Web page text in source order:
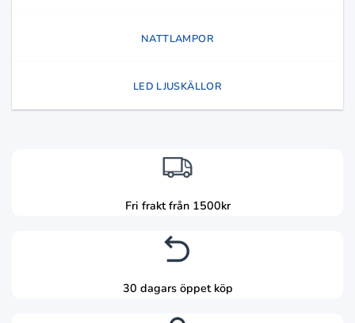
NATTLAMPOR
LED LJUSKÄLLOR
Fri frakt från 1500kr
30 dagars öppet köp